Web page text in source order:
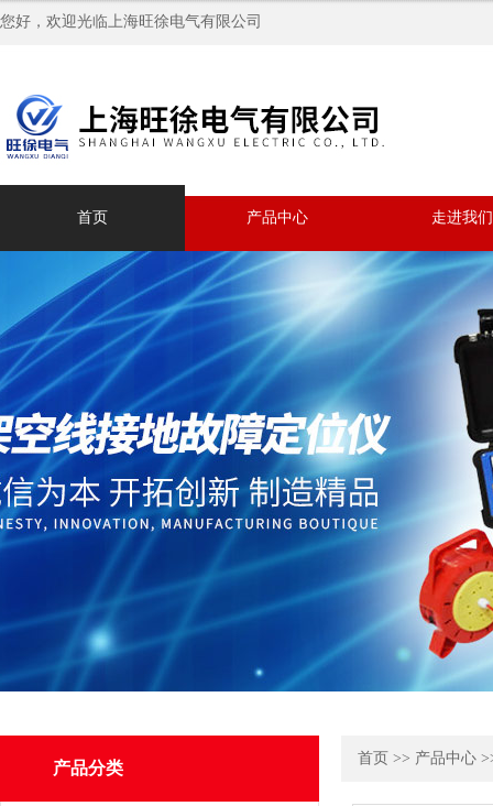
您好，欢迎光临上海旺徐电气有限公司
首页 产品中心 走进我们
产品分类
首页 >> 产品中心